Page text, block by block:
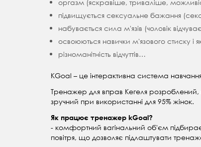
оргазм (яскравіше, триваліше,
підвищується сексуальне бажання
набувається сила м'язів (чоловік
освоюються навички м'язового стиску і
різноманітність відчуттів…
KGoal – це інтерактивна система
Тренажер для вправ Кегеля розроблений,
зручний при використанні для 95% жінок.
Як працює тренажер kGoal?
- комфортний вагінальний об'єм
повітря, що дозволяє підлаштувати